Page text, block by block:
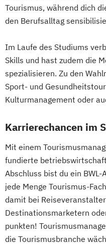
Tourismus, während dich
den Berufsalltag
Im Laufe des Studiums
Skills und hast zudem die
spezialisieren. Zu den
Sport- und
Kulturmanagement oder
Karrierechancen im
Mit einem
fundierte
Abschluss bist du ein
jede Menge Tourismus-
damit bei
Destinationsmarketern
punkten!
die Tourismusbranche